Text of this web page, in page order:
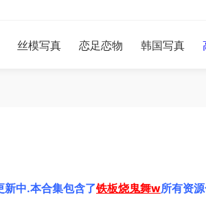
丝模写真 恋足恋物 韩国写真
新中.本合集包含了铁板烧鬼舞w所有资源